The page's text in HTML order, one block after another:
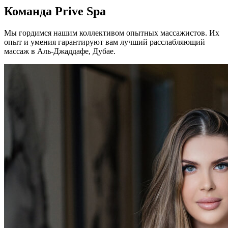
Команда Prive Spa
Мы гордимся нашим коллективом опытных массажистов. Их
опыт и умения гарантируют вам лучший расслабляющий
массаж в Аль-Джаддафе, Дубае.